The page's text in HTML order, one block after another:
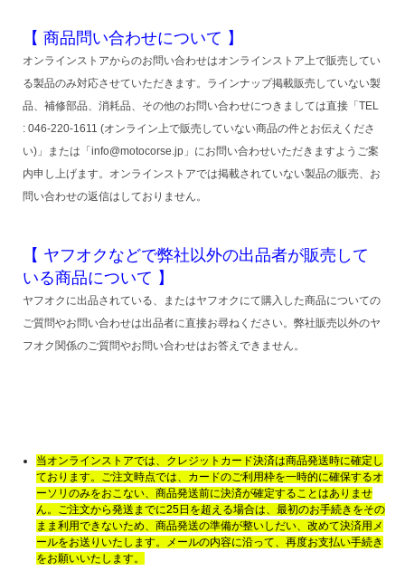
【 商品問い合わせについて 】
オンラインストアからのお問い合わせはオンラインストア上で販売してい
る製品のみ対応させていただきます。ラインナップ掲載販売していない製
品、補修部品、消耗品、その他のお問い合わせにつきましては直接「TEL
: 046-220-1611 (オンライン上で販売していない商品の件とお伝えくださ
い)」または「info@motocorse.jp」にお問い合わせいただきますようご案
内申し上げます。オンラインストアでは掲載されていない製品の販売、お
問い合わせの返信はしておりません。
【 ヤフオクなどで弊社以外の出品者が販売して
いる商品について 】
ヤフオクに出品されている、またはヤフオクにて購入した商品についての
ご質問やお問い合わせは出品者に直接お尋ねください。弊社販売以外のヤ
フオク関係のご質問やお問い合わせはお答えできません。
当オンラインストアでは、クレジットカード決済は商品発送時に確定し
ております。ご注文時点では、カードのご利用枠を一時的に確保するオ
ーソリのみをおこない、商品発送前に決済が確定することはありませ
ん。ご注文から発送までに25日を超える場合は、最初のお手続きをその
まま利用できないため、商品発送の準備が整いしだい、改めて決済用メ
ールをお送りいたします。メールの内容に沿って、再度お支払い手続き
をお願いいたします。